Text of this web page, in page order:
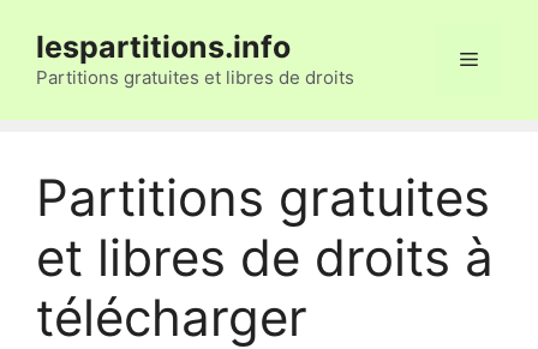
contenu
lespartitions.info
Partitions gratuites et libres de droits
Menu
Partitions gratuites
et libres de droits à
télécharger